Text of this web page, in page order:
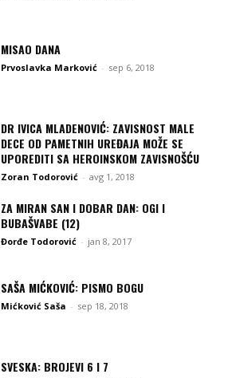
MISAO DANA
Prvoslavka Marković - sep 6, 2018
DR IVICA MLADENOVIĆ: ZAVISNOST MALE
DECE OD PAMETNIH UREĐAJA MOŽE SE
UPOREDITI SA HEROINSKOM ZAVISNOŠĆU
Zoran Todorović - avg 1, 2018
ZA MIRAN SAN I DOBAR DAN: OGI I
BUBAŠVABE (12)
Đorđe Todorović - jan 8, 2017
SAŠA MIĆKOVIĆ: PISMO BOGU
Mićković Saša - sep 18, 2018
SVESKA: BROJEVI 6 I 7